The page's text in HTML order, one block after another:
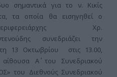
σημαντικά για το ν. Κικίς
τα οποία θα εισηγηθεί ο
Χρ.
συνεδριάζει την
13 Οκτωβρίου στις 13.00,
Α΄ του Συνεδριακού
του Διεθνούς Συνεδριακού